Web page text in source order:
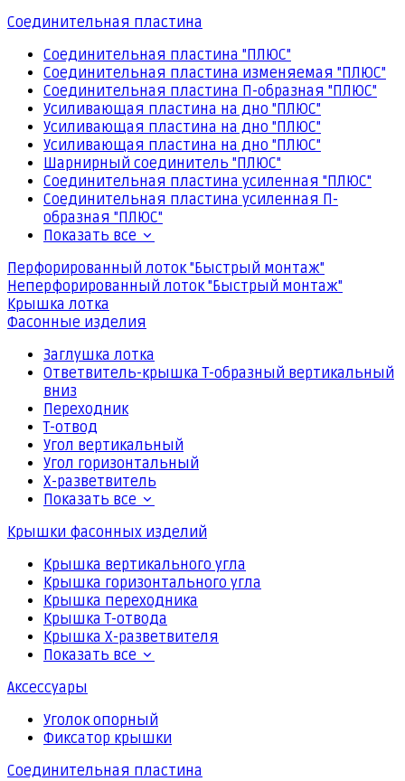
Соединительная пластина
Соединительная пластина "ПЛЮС"
Соединительная пластина изменяемая "ПЛЮС"
Соединительная пластина П-образная "ПЛЮС"
Усиливающая пластина на дно "ПЛЮС"
Усиливающая пластина на дно "ПЛЮС"
Усиливающая пластина на дно "ПЛЮС"
Шарнирный соединитель "ПЛЮС"
Соединительная пластина усиленная "ПЛЮС"
Соединительная пластина усиленная П-
образная "ПЛЮС"
Показать все
Перфорированный лоток "Быстрый монтаж"
Неперфорированный лоток "Быстрый монтаж"
Крышка лотка
Фасонные изделия
Заглушка лотка
Ответвитель-крышка Т-образный вертикальный
вниз
Переходник
Т-отвод
Угол вертикальный
Угол горизонтальный
Х-разветвитель
Показать все
Крышки фасонных изделий
Крышка вертикального угла
Крышка горизонтального угла
Крышка переходника
Крышка Т-отвода
Крышка Х-разветвителя
Показать все
Аксессуары
Уголок опорный
Фиксатор крышки
Соединительная пластина